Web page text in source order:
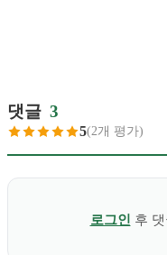
댓글 3
5(2개 평가)
로그인 후